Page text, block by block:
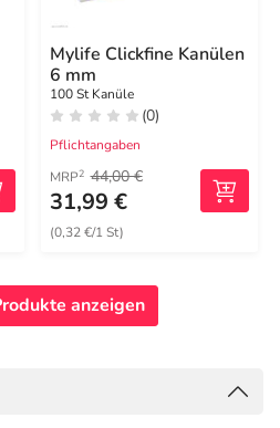
Mylife Clickfine Kanülen
6 mm
100 St Kanüle
(0)
Pflichtangaben
MRP2 44,00 €
31,99 €
(0,32 €/1 St)
anzeigen